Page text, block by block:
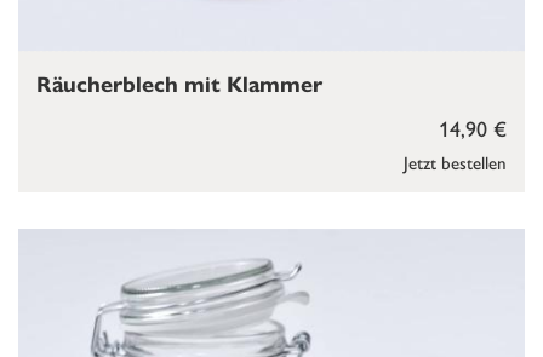
Jetzt bestellen
14,90 €
Räucherblech mit Klammer